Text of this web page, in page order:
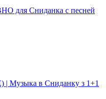
для Сниданка с песней
Музыка в Сниданку з 1+1